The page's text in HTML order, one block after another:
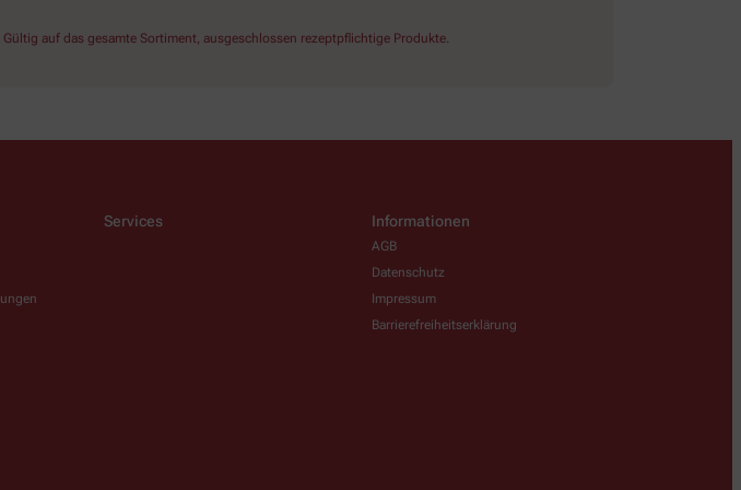
auf das gesamte Sortiment, ausgeschlossen rezeptpflichtige Produkte.
Services Informationen
AGB
Datenschutz
Impressum
Barrierefreiheitserklärung